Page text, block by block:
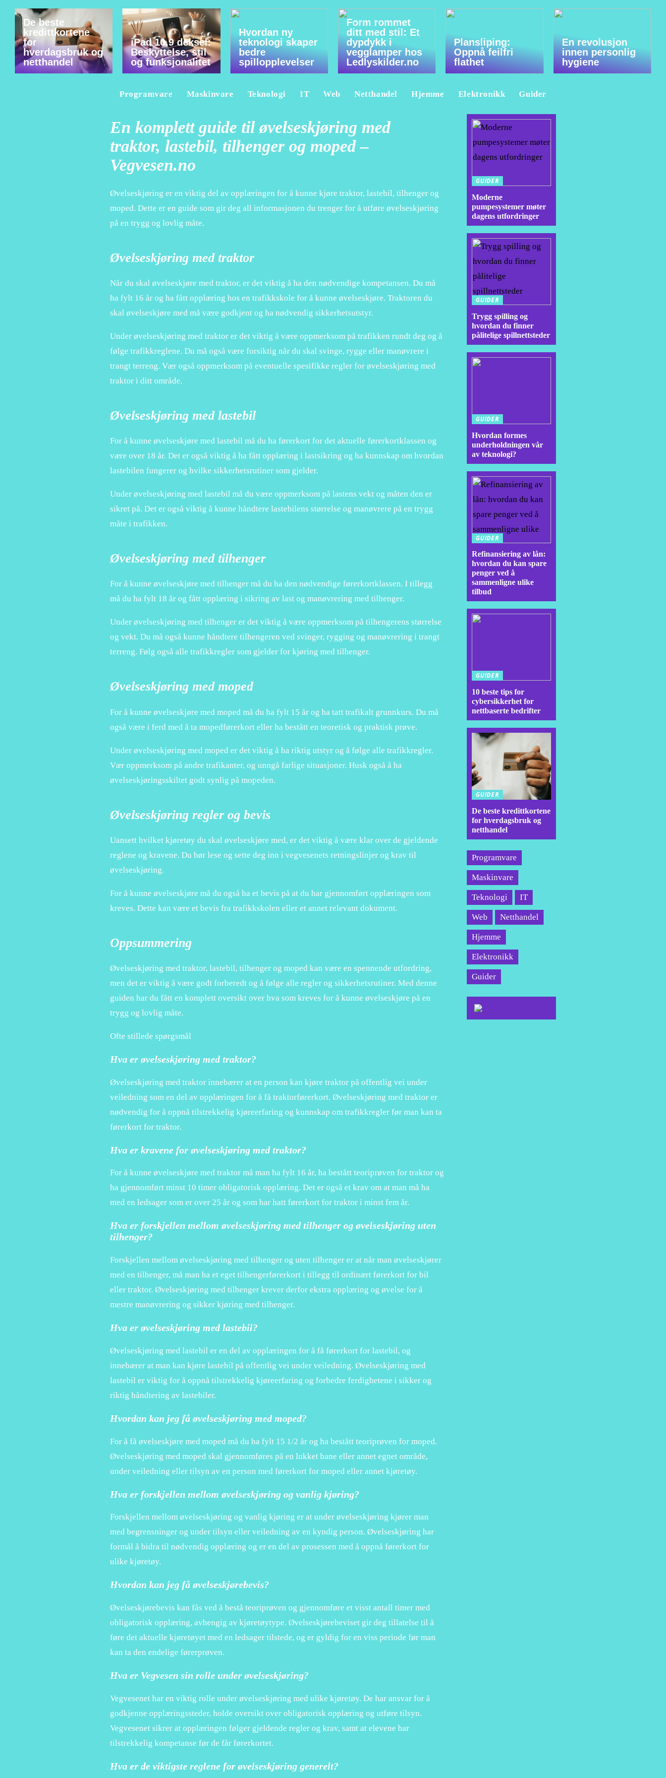
De beste
kredittkortene
for
hverdagsbruk og
netthandel
iPad 10.9 deksel:
Beskyttelse, stil
og funksjonalitet
Hvordan ny
teknologi skaper
bedre
spillopplevelser
Form rommet
ditt med stil: Et
dypdykk i
vegglamper hos
Ledlyskilder.no
Plansliping:
Oppnå feilfri
flathet
En revolusjon
innen personlig
hygiene
Programvare Maskinvare Teknologi IT Web Netthandel Hjemme Elektronikk Guider
En komplett guide til øvelseskjøring med
traktor, lastebil, tilhenger og moped –
Vegvesen.no
Øvelseskjøring er en viktig del av opplæringen for å kunne kjøre traktor, lastebil, tilhenger og
moped. Dette er en guide som gir deg all informasjonen du trenger for å utføre øvelseskjøring
på en trygg og lovlig måte.
Øvelseskjøring med traktor
Når du skal øvelseskjøre med traktor, er det viktig å ha den nødvendige kompetansen. Du må
ha fylt 16 år og ha fått opplæring hos en trafikkskole for å kunne øvelseskjøre. Traktoren du
skal øvelseskjøre med må være godkjent og ha nødvendig sikkerhetsutstyr.
Under øvelseskjøring med traktor er det viktig å være oppmerksom på trafikken rundt deg og å
følge trafikkreglene. Du må også være forsiktig når du skal svinge, rygge eller manøvrere i
trangt terreng. Vær også oppmerksom på eventuelle spesifikke regler for øvelseskjøring med
traktor i ditt område.
Øvelseskjøring med lastebil
For å kunne øvelseskjøre med lastebil må du ha førerkort for det aktuelle førerkortklassen og
være over 18 år. Det er også viktig å ha fått opplæring i lastsikring og ha kunnskap om hvordan
lastebilen fungerer og hvilke sikkerhetsrutiner som gjelder.
Under øvelseskjøring med lastebil må du være oppmerksom på lastens vekt og måten den er
sikret på. Det er også viktig å kunne håndtere lastebilens størrelse og manøvrere på en trygg
måte i trafikken.
Øvelseskjøring med tilhenger
For å kunne øvelseskjøre med tilhenger må du ha den nødvendige førerkortklassen. I tillegg
må du ha fylt 18 år og fått opplæring i sikring av last og manøvrering med tilhenger.
Under øvelseskjøring med tilhenger er det viktig å være oppmerksom på tilhengerens størrelse
og vekt. Du må også kunne håndtere tilhengeren ved svinger, rygging og manøvrering i trangt
terreng. Følg også alle trafikkregler som gjelder for kjøring med tilhenger.
Øvelseskjøring med moped
For å kunne øvelseskjøre med moped må du ha fylt 15 år og ha tatt trafikalt grunnkurs. Du må
også være i ferd med å ta mopedførerkort eller ha bestått en teoretisk og praktisk prøve.
Under øvelseskjøring med moped er det viktig å ha riktig utstyr og å følge alle trafikkregler.
Vær oppmerksom på andre trafikanter, og unngå farlige situasjoner. Husk også å ha
øvelseskjøringsskiltet godt synlig på mopeden.
Øvelseskjøring regler og bevis
Uansett hvilket kjøretøy du skal øvelseskjøre med, er det viktig å være klar over de gjeldende
reglene og kravene. Du bør lese og sette deg inn i vegvesenets retningslinjer og krav til
øvelseskjøring.
For å kunne øvelseskjøre må du også ha et bevis på at du har gjennomført opplæringen som
kreves. Dette kan være et bevis fra trafikkskolen eller et annet relevant dokument.
Oppsummering
Øvelseskjøring med traktor, lastebil, tilhenger og moped kan være en spennende utfordring,
men det er viktig å være godt forberedt og å følge alle regler og sikkerhetsrutiner. Med denne
guiden har du fått en komplett oversikt over hva som kreves for å kunne øvelseskjøre på en
trygg og lovlig måte.
Ofte stillede spørgsmål
Hva er øvelseskjøring med traktor?
Øvelseskjøring med traktor innebærer at en person kan kjøre traktor på offentlig vei under
veiledning som en del av opplæringen for å få traktorførerkort. Øvelseskjøring med traktor er
nødvendig for å oppnå tilstrekkelig kjøreerfaring og kunnskap om trafikkregler før man kan ta
førerkort for traktor.
Hva er kravene for øvelseskjøring med traktor?
For å kunne øvelseskjøre med traktor må man ha fylt 16 år, ha bestått teoriprøven for traktor og
ha gjennomført minst 10 timer obligatorisk opplæring. Det er også et krav om at man må ha
med en ledsager som er over 25 år og som har hatt førerkort for traktor i minst fem år.
Hva er forskjellen mellom øvelseskjøring med tilhenger og øvelseskjøring uten
tilhenger?
Forskjellen mellom øvelseskjøring med tilhenger og uten tilhenger er at når man øvelseskjører
med en tilhenger, må man ha et eget tilhengerførerkort i tillegg til ordinært førerkort for bil
eller traktor. Øvelseskjøring med tilhenger krever derfor ekstra opplæring og øvelse for å
mestre manøvrering og sikker kjøring med tilhenger.
Hva er øvelseskjøring med lastebil?
Øvelseskjøring med lastebil er en del av opplæringen for å få førerkort for lastebil, og
innebærer at man kan kjøre lastebil på offentlig vei under veiledning. Øvelseskjøring med
lastebil er viktig for å oppnå tilstrekkelig kjøreerfaring og forbedre ferdighetene i sikker og
riktig håndtering av lastebiler.
Hvordan kan jeg få øvelseskjøring med moped?
For å få øvelseskjøre med moped må du ha fylt 15 1/2 år og ha bestått teoriprøven for moped.
Øvelseskjøring med moped skal gjennomføres på en lukket bane eller annet egnet område,
under veiledning eller tilsyn av en person med førerkort for moped eller annet kjøretøy.
Hva er forskjellen mellom øvelseskjøring og vanlig kjøring?
Forskjellen mellom øvelseskjøring og vanlig kjøring er at under øvelseskjøring kjører man
med begrensninger og under tilsyn eller veiledning av en kyndig person. Øvelseskjøring har
formål å bidra til nødvendig opplæring og er en del av prosessen med å oppnå førerkort for
ulike kjøretøy.
Hvordan kan jeg få øvelseskjørebevis?
Øvelseskjørebevis kan fås ved å bestå teoriprøven og gjennomføre et visst antall timer med
obligatorisk opplæring, avhengig av kjøretøytype. Øvelseskjørebeviset gir deg tillatelse til å
føre det aktuelle kjøretøyet med en ledsager tilstede, og er gyldig for en viss periode før man
kan ta den endelige førerprøven.
Hva er Vegvesen sin rolle under øvelseskjøring?
Vegvesenet har en viktig rolle under øvelseskjøring med ulike kjøretøy. De har ansvar for å
godkjenne opplæringssteder, holde oversikt over obligatorisk opplæring og utføre tilsyn.
Vegvesenet sikrer at opplæringen følger gjeldende regler og krav, samt at elevene har
tilstrekkelig kompetanse før de får førerkortet.
Hva er de viktigste reglene for øvelseskjøring generelt?
GUIDER
Moderne
pumpesystemer møter
dagens utfordringer
GUIDER
Trygg spilling og
hvordan du finner
pålitelige spillnettsteder
GUIDER
Hvordan formes
underholdningen vår
av teknologi?
GUIDER
Refinansiering av lån:
hvordan du kan spare
penger ved å
sammenligne ulike
tilbud
GUIDER
10 beste tips for
cybersikkerhet for
nettbaserte bedrifter
GUIDER
De beste kredittkortene
for hverdagsbruk og
netthandel
Programvare
Maskinvare
Teknologi IT
Web Netthandel
Hjemme
Elektronikk
Guider